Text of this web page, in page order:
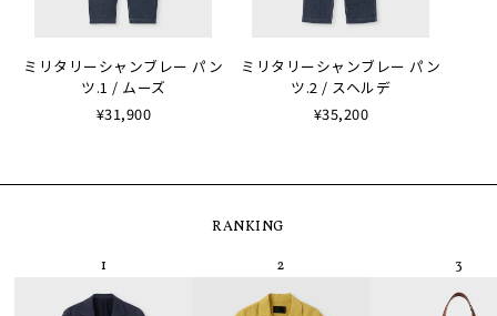
ミリタリーシャンブレー パン
ツ.1 / ムーズ
¥31,900
ミリタリーシャンブレー パン
ツ.2 / スヘルデ
¥35,200
RANKING